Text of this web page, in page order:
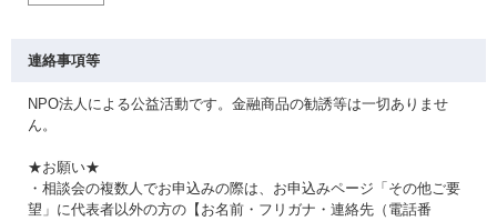
連絡事項等
NPO法人による公益活動です。金融商品の勧誘等は一切ありませ
ん。
★お願い★
・相談会の複数人でお申込みの際は、お申込みページ「その他ご要
望」に代表者以外の方の【お名前・フリガナ・連絡先（電話番